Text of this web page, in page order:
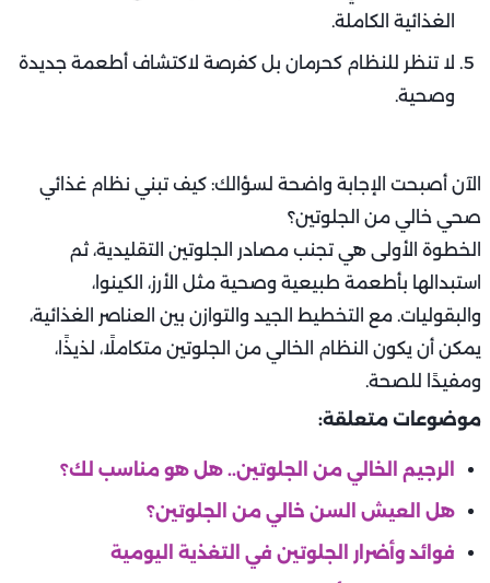
الغذائية الكاملة.
لا تنظر للنظام كحرمان بل كفرصة لاكتشاف أطعمة جديدة
وصحية.
الآن أصبحت الإجابة واضحة لسؤالك: كيف تبني نظام غذائي
صحي خالي من الجلوتين؟
الخطوة الأولى هي تجنب مصادر الجلوتين التقليدية، ثم
استبدالها بأطعمة طبيعية وصحية مثل الأرز، الكينوا،
والبقوليات. مع التخطيط الجيد والتوازن بين العناصر الغذائية،
يمكن أن يكون النظام الخالي من الجلوتين متكاملًا، لذيذًا،
ومفيدًا للصحة.
موضوعات متعلقة:
الرجيم الخالي من الجلوتين.. هل هو مناسب لك؟
هل العيش السن خالي من الجلوتين؟
فوائد وأضرار الجلوتين في التغذية اليومية